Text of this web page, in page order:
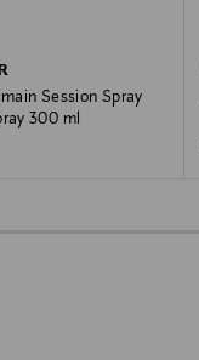
Session Spray
300 ml